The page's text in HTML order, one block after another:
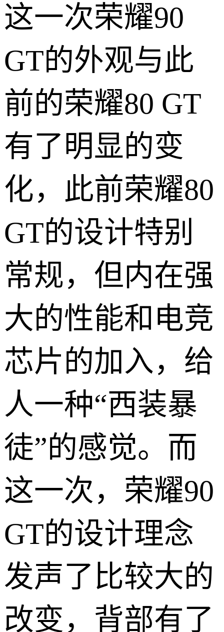
这一次荣耀90
GT的外观与此
前的荣耀80 GT
有了明显的变
化，此前荣耀80
GT的设计特别
常规，但内在强
大的性能和电竞
芯片的加入，给
人一种“西装暴
徒”的感觉。而
这一次，荣耀90
GT的设计理念
发声了比较大的
改变，背部有了